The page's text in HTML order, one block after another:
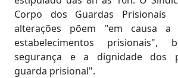
Corpo dos Guardas
alterações põem "em causa a
estabelecimentos
segurança e a dignidade dos
guarda prisional".